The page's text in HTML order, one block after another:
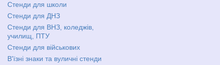
Стенди для школи
Стенди для ДНЗ
Стенди для ВНЗ, коледжів,
училищ, ПТУ
Стенди для військових
В'їзні знаки та вуличні стенди